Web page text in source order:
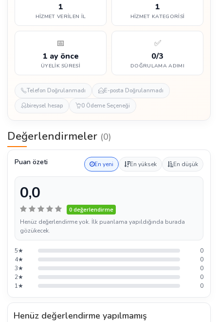
1
HIZMET VERILEN İL
1
HIZMET KATEGORISI
📅
1 ay önce
ÜYELIK SÜRESI
✅
0/3
DOĞRULAMA ADIMI
Telefon Doğrulanmadı
E-posta Doğrulanmadı
bireysel hesap
0 Ödeme Seçeneği
Değerlendirmeler (0)
Puan özeti En yeni En yüksek En düşük
0,0
0 değerlendirme
Henüz değerlendirme yok. İlk puanlama yapıldığında burada
gözükecek.
5★
0
4★
0
3★
0
2★
0
1★
0
Henüz değerlendirme yapılmamış